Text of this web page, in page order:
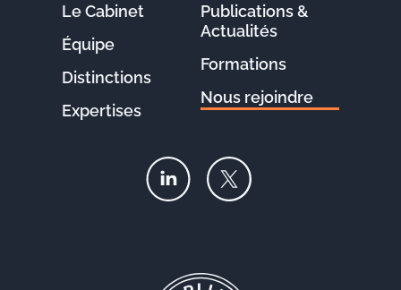
Le Cabinet
Équipe
Distinctions
Expertises
Publications &
Actualités
Formations
Nous rejoindre